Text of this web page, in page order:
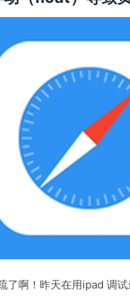
了啊！昨天在用ipad 调